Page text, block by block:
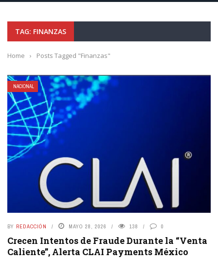
TAG: FINANZAS
Home › Posts Tagged "Finanzas"
NACIONAL
BY REDACCIÓN MAYO 28, 2026 138 0
Crecen Intentos de Fraude Durante la “Venta
Caliente”, Alerta CLAI Payments México